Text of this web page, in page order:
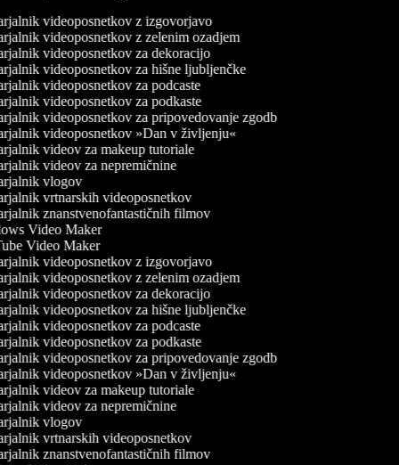
videoposnetkov z izgovorjavo
videoposnetkov z zelenim ozadjem
videoposnetkov za dekoracijo
videoposnetkov za hišne ljubljenčke
videoposnetkov za podcaste
videoposnetkov za podkaste
videoposnetkov za pripovedovanje zgodb
videoposnetkov »Dan v življenju«
videov za makeup tutoriale
videov za nepremičnine
vlogov
vrtnarskih videoposnetkov
znanstvenofantastičnih filmov
Video Maker
Video Maker
videoposnetkov z izgovorjavo
videoposnetkov z zelenim ozadjem
videoposnetkov za dekoracijo
videoposnetkov za hišne ljubljenčke
videoposnetkov za podcaste
videoposnetkov za podkaste
videoposnetkov za pripovedovanje zgodb
videoposnetkov »Dan v življenju«
videov za makeup tutoriale
videov za nepremičnine
vlogov
vrtnarskih videoposnetkov
znanstvenofantastičnih filmov